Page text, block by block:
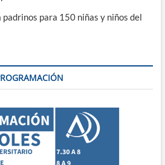
para 150 niñas y niños del